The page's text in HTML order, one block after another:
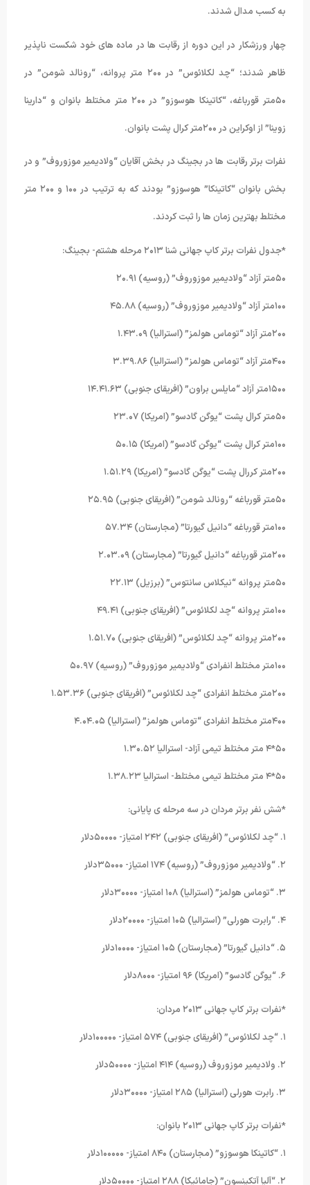
به کسب مدال شدند.
چهار ورزشکار در این دوره از رقابت ها در ماده های خود شکست ناپذیر
ظاهر شدند؛ “چد لکلائوس” در ۲۰۰ متر پروانه، “رونالد شومن” در
۵۰متر قورباغه، “کاتینکا هوسوزو” در ۲۰۰ متر مختلط بانوان و “دارینا
زوینا” از اوکراین در ۲۰۰متر کرال پشت بانوان.
نفرات برتر رقابت ها در بجینگ در بخش آقایان “ولادیمیر موزوروف” و در
بخش بانوان “کاتینکا” هوسوزو” بودند که به ترتیب در ۱۰۰ و ۲۰۰ متر
مختلط بهترین زمان ها را ثبت کردند.
*جدول نفرات برتر کاپ جهانی شنا ۲۰۱۳ مرحله هشتم- بجینگ:
۵۰متر آزاد “ولادیمیر موزوروف” (روسیه) ۲۰.۹۱
۱۰۰متر آزاد “ولادیمیر موزوروف” (روسیه) ۴۵.۸۸
۲۰۰متر آزاد “توماس هولمز” (استرالیا) ۱.۴۳.۰۹
۴۰۰متر آزاد “توماس هولمز” (استرالیا) ۳.۳۹.۸۶
۱۵۰۰متر آزاد “مایلس براون” (افریقای جنوبی) ۱۴.۴۱.۶۳
۵۰متر کرال پشت “یوگن گادسو” (امریکا) ۲۳.۰۷
۱۰۰متر کرال پشت “یوگن گادسو” (امریکا) ۵۰.۱۵
۲۰۰متر کررال پشت “یوگن گادسو” (امریکا) ۱.۵۱.۲۹
۵۰متر قورباغه “رونالد شومن” (افریقای جنوبی) ۲۵.۹۵
۱۰۰متر قورباغه “دانیل گیورتا” (مجارستان) ۵۷.۳۴
۲۰۰متر قورباغه “دانیل گیورتا” (مجارستان) ۲.۰۳.۰۹
۵۰متر پروانه “نیکلاس سانتوس” (برزیل) ۲۲.۱۳
۱۰۰متر پروانه “چد لکلائوس” (افریقای جنوبی) ۴۹.۴۱
۲۰۰متر پروانه “چد لکلائوس” (افریقای جنوبی) ۱.۵۱.۷۰
۱۰۰متر مختلط انفرادی “ولادیمیر موزوروف” (روسیه) ۵۰.۹۷
۲۰۰متر مختلط انفرادی “چد لکلائوس” (افریقای جنوبی) ۱.۵۳.۳۶
۴۰۰متر مختلط انفرادی “توماس هولمز” (استرالیا) ۴.۰۴.۰۵
۵۰*۴ متر مختلط تیمی آزاد- استرالیا ۱.۳۰.۵۲
۵۰*۴ متر مختلط تیمی مختلط- استرالیا ۱.۳۸.۲۳
*شش نفر برتر مردان در سه مرحله ی پایانی:
۲. “ولادیمیر موزوروف” (روسیه) ۱۷۴ امتیاز- ۳۵۰۰۰دلار
۳. “توماس هولمز” (استرالیا) ۱۰۸ امتیاز- ۳۰۰۰۰دلار
۴. “رابرت هورلی” (استرالیا) ۱۰۵ امتیاز- ۲۰۰۰۰دلار
۵. “دانیل گیورتا” (مجارستان) ۱۰۵ امتیاز- ۱۰۰۰۰دلار
۶. “یوگن گادسو” (امریکا) ۹۶ امتیاز- ۸۰۰۰دلار
*نفرات برتر کاپ جهانی ۲۰۱۳ مردان:
۲. ولادیمیر موزوروف (روسیه) ۴۱۴ امتیاز- ۵۰۰۰۰دلار
۳. رابرت هورلی (استرالیا) ۲۸۵ امتیاز- ۳۰۰۰۰دلار
*نفرات برتر کاپ جهانی ۲۰۱۳ بانوان:
۲. “آلیا آتکینسون” (جامائیکا) ۲۸۸ امتیاز- ۵۰۰۰۰دلار